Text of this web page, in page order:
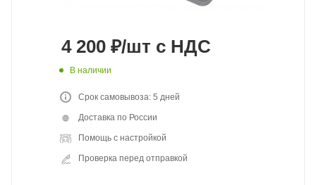
4 200 ₽/шт с НДС
В наличии
Срок самовывоза: 5 дней
Доставка по России
Помощь с настройкой
Проверка перед отправкой